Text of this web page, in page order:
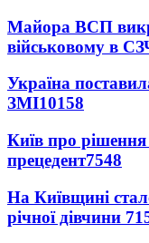
Майора ВСП
військовому в
Україна
ЗМІ10158
Київ про
прецедент7548
На Київщині
річної дівчини